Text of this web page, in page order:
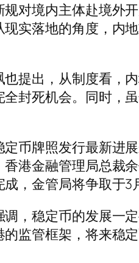
境内主体赴境外开
现实落地的角度，内
出，从制度看，内
封死机会。同时，
牌照发行最新进展
香港金融管理局总裁
成，金管局将争取于
稳定币的发展一定
的监管框架，将来稳